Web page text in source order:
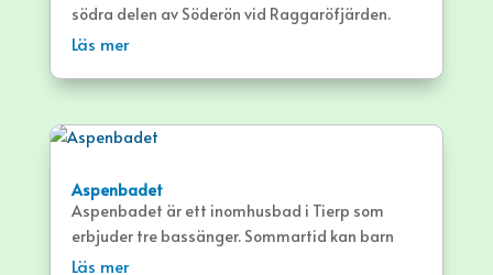
södra delen av Söderön vid Raggaröfjärden.
Läs mer
Aspenbadet
Aspenbadet är ett inomhusbad i Tierp som
erbjuder tre bassänger. Sommartid kan barn
även plaska i en liten bassäng utomhus.
Läs mer